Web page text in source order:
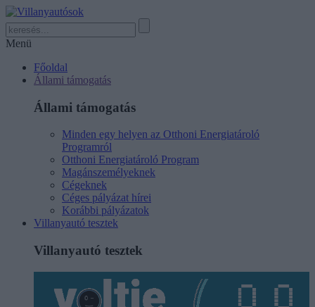
Menü
Főoldal
Állami támogatás
Állami támogatás
Minden egy helyen az Otthoni Energiatároló
Programról
Otthoni Energiatároló Program
Magánszemélyeknek
Cégeknek
Céges pályázat hírei
Korábbi pályázatok
Villanyautó tesztek
Villanyautó tesztek